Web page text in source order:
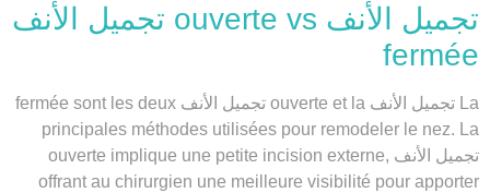
تجميل الأنف ouverte vs تجميل الأنف
fermée
La تجميل الأنف ouverte et la تجميل الأنف fermée sont les deux
principales méthodes utilisées pour remodeler le nez. La
تجميل الأنف ouverte implique une petite incision externe,
offrant au chirurgien une meilleure visibilité pour apporter